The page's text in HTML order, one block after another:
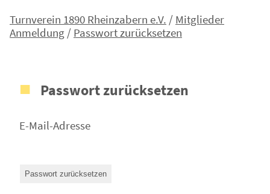
Turnverein 1890 Rheinzabern e.V. / Mitglieder
Anmeldung / Passwort zurücksetzen
Passwort zurücksetzen
E-Mail-Adresse